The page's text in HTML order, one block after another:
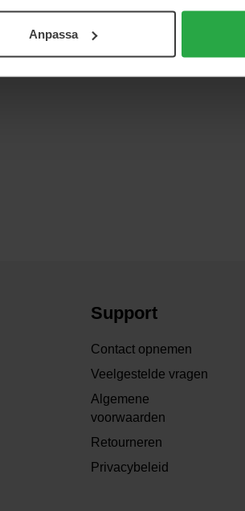
Anpassa
Support
Contact opnemen
Veelgestelde vragen
Algemene
voorwaarden
Retourneren
Privacybeleid